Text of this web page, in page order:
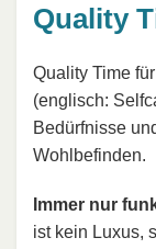
Quality
Quality Time
(englisch:
Bedürfnisse
Wohlbefinden.
Immer nur
ist kein Luxus,